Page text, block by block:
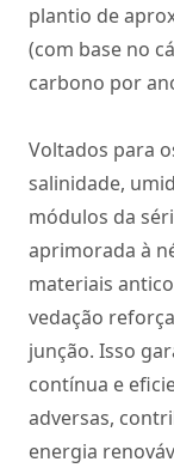
plantio de
(com base no
carbono por
Voltados para
salinidade,
módulos da
aprimorada à
materiais
vedação
junção. Isso
contínua e
adversas,
energia